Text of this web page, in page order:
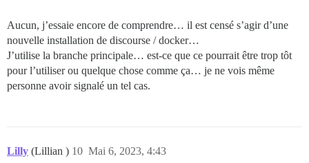
Aucun, j’essaie encore de comprendre… il est censé s’agir d’une
nouvelle installation de discourse / docker…
J’utilise la branche principale… est-ce que ce pourrait être trop tôt
pour l’utiliser ou quelque chose comme ça… je ne vois même
personne avoir signalé un tel cas.
Lilly (Lillian ) Mai 6, 2023, 4:43
10